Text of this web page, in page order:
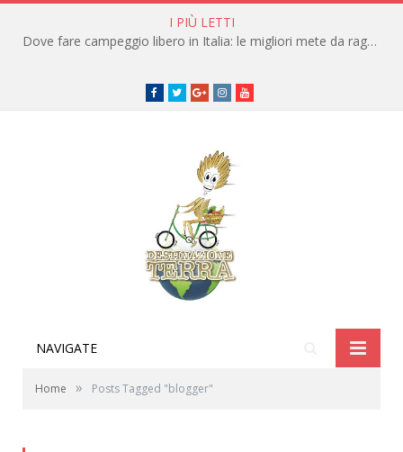
I PIÙ LETTI
Dove fare campeggio libero in Italia: le migliori mete da raggiungere in traghetto
Facebook
TwitterGoogle+instagramyoutube
NAVIGATE
Home » Posts Tagged "blogger"